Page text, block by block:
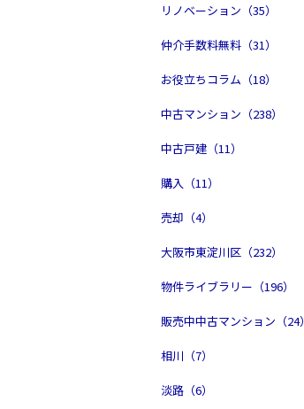
リノベーション（35）
仲介手数料無料（31）
お役立ちコラム（18）
中古マンション（238）
中古戸建（11）
購入（11）
売却（4）
大阪市東淀川区（232）
物件ライブラリー（196）
販売中中古マンション（24）
相川（7）
淡路（6）